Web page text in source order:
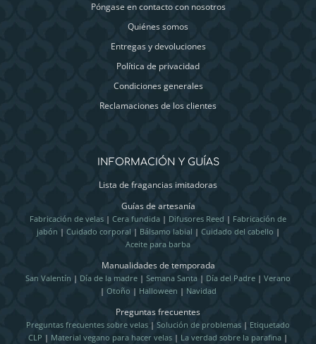
Póngase en contacto con nosotros
Quiénes somos
Entregas y devoluciones
Política de privacidad
Condiciones generales
Reclamaciones de los clientes
INFORMACIÓN Y GUÍAS
Lista de fragancias imitadoras
Guías de artesanía
Fabricación de velas | Cera fundida | Difusores Reed | Fabricación de
jabón | Cuidado corporal | Bálsamo labial | Cuidado del cabello |
Aceite para barba
Manualidades de temporada
San Valentín | Día de la madre | Semana Santa | Día del Padre | Verano
| Otoño | Halloween | Navidad
Preguntas frecuentes
Preguntas frecuentes sobre velas | Solución de problemas | Etiquetado
CLP | Material vegano para hacer velas | La verdad sobre la parafina |